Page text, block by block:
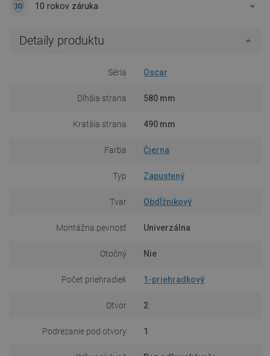
10 rokov záruka
Detaily produktu
Séria Oscar
Dlhšia strana 580 mm
Kratšia strana 490 mm
Farba Čierna
Typ Zapustený
Tvar Obdĺžnikový
Montážna pevnosť Univerzálna
Otočný Nie
Počet priehradiek 1-priehradkový
Otvor 2
Podrezanie pod otvory 1